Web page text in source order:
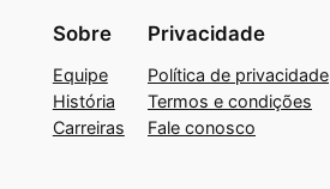
Sobre
Equipe
História
Carreiras
Privacidade
Política de privacidade
Termos e condições
Fale conosco